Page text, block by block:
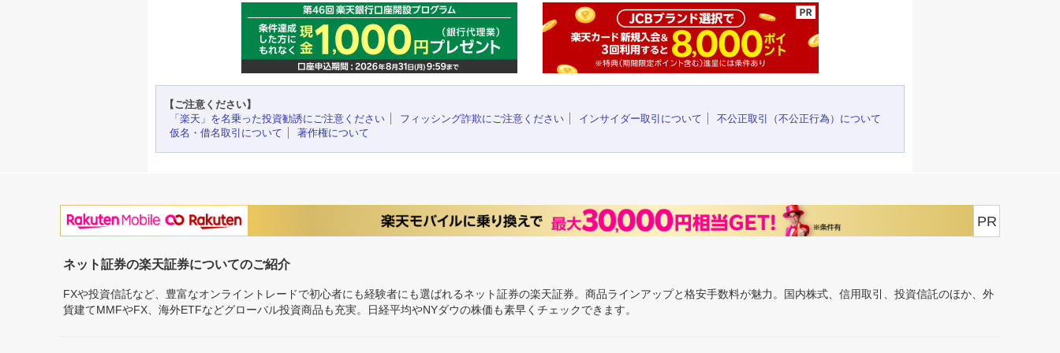
【ご注意ください】
「楽天」を名乗った投資勧誘にご注意ください
フィッシング詐欺にご注意ください インサイダー取引について
不公正取引（不公正行為）について
仮名・借名取引について
著作権について
PR
ネット証券の楽天証券についてのご紹介
FXや投資信託など、豊富なオンライントレードで初心者にも経験者にも選ばれるネット証券の楽天証券。商品ラインアップと格安手数料が魅力。国内株式、信用取引、投資信託のほか、外
貨建てMMFやFX、海外ETFなどグローバル投資商品も充実。日経平均やNYダウの株価も素早くチェックできます。